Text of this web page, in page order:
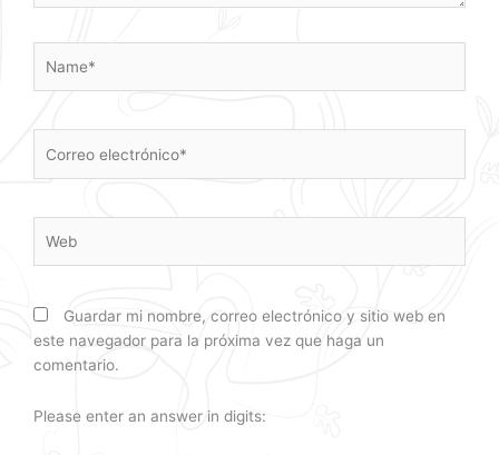
electrónico*
Guardar mi nombre, correo electrónico y sitio web en
este navegador para la próxima vez que haga un
comentario.
Please enter an answer in digits: